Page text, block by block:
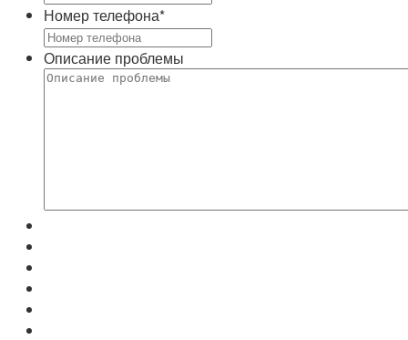
Номер телефона*
Описание проблемы